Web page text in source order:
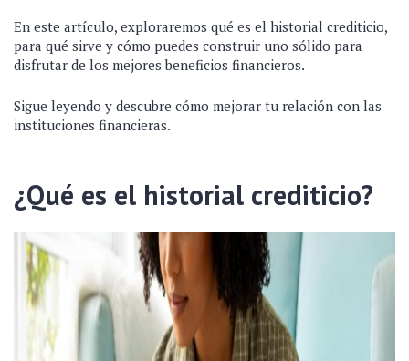
En este artículo, exploraremos qué es el historial crediticio,
para qué sirve y cómo puedes construir uno sólido para
disfrutar de los mejores beneficios financieros.
Sigue leyendo y descubre cómo mejorar tu relación con las
instituciones financieras.
¿Qué es el historial crediticio?